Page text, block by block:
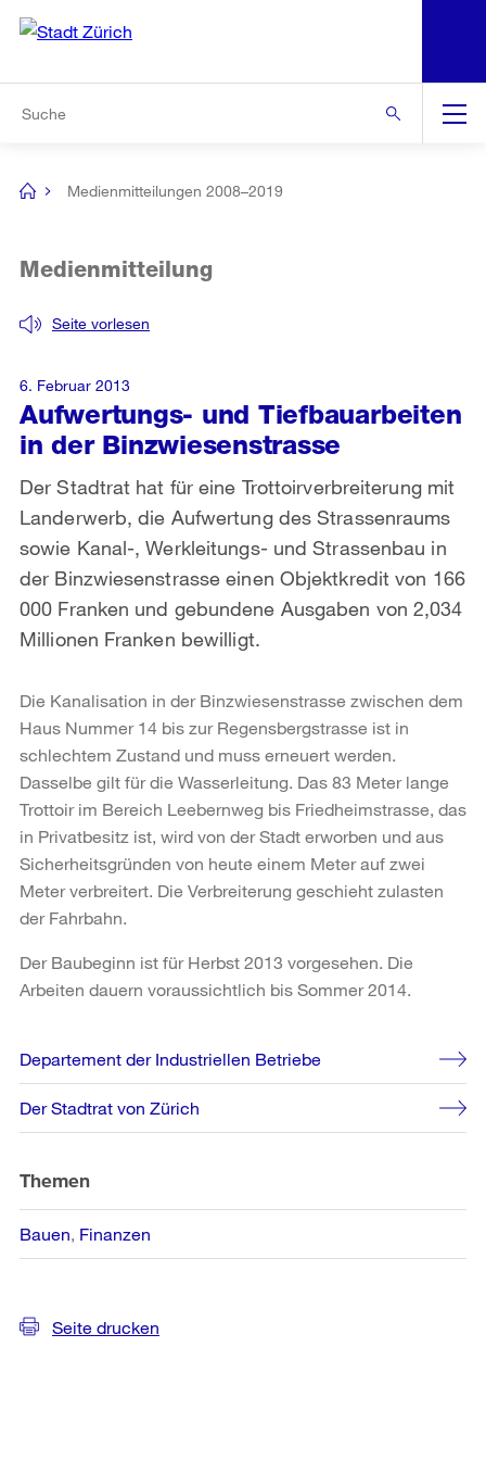
Navigation
[no
Medienmitteilungen 2008–2019
Aufwertungs- und Tiefbauarbeiten
in der Binzwiesenstrasse
Seite vorlesen
Medienmitteilung
Der Stadtrat hat für eine Trottoirverbreiterung mit
Landerwerb, die Aufwertung des Strassenraums
sowie Kanal-, Werkleitungs- und Strassenbau in
der Binzwiesenstrasse einen Objektkredit von 166
000 Franken und gebundene Ausgaben von 2,034
Millionen Franken bewilligt.
6. Februar 2013
Die Kanalisation in der Binzwiesenstrasse zwischen dem
Haus Nummer 14 bis zur Regensbergstrasse ist in
schlechtem Zustand und muss erneuert werden.
Dasselbe gilt für die Wasserleitung. Das 83 Meter lange
Trottoir im Bereich Leebernweg bis Friedheimstrasse, das
in Privatbesitz ist, wird von der Stadt erworben und aus
Sicherheitsgründen von heute einem Meter auf zwei
Meter verbreitert. Die Verbreiterung geschieht zulasten
der Fahrbahn.
Der Baubeginn ist für Herbst 2013 vorgesehen. Die
Arbeiten dauern voraussichtlich bis Sommer 2014.
Weitere
Informationen
Departement der Industriellen Betriebe
Der Stadtrat von Zürich
Themen
Bauen Finanzen
Seite drucken